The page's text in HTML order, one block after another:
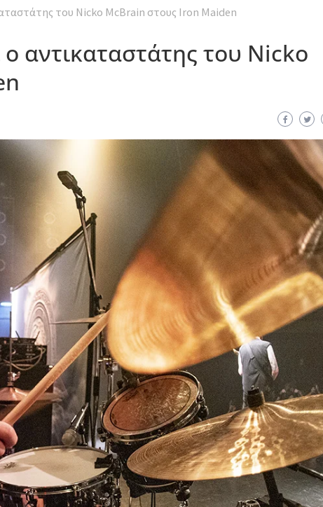
του Nicko McBrain στους Iron Maiden
αντικαταστάτης του Nicko